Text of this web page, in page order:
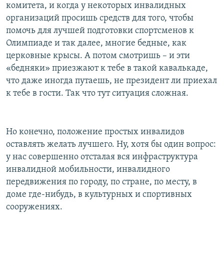
комитета, и когда у некоторых инвалидных
организаций просишь средств для того, чтобы
помочь для лучшей подготовки спортсменов к
Олимпиаде и так далее, многие бедные, как
церковные крысы. А потом смотришь – и эти
«бедняки» приезжают к тебе в такой кавалькаде,
что даже иногда путаешь, не президент ли приехал
к тебе в гости. Так что тут ситуация сложная.
Но конечно, положение простых инвалидов
оставлять желать лучшего. Ну, хотя бы один вопрос:
у нас совершенно отсталая вся инфраструктура
инвалидной мобильности, инвалидного
передвижения по городу, по стране, по месту, в
доме где-нибудь, в культурных и спортивных
сооружениях.